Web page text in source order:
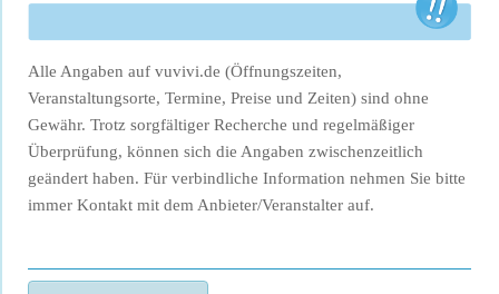
Alle Angaben auf vuvivi.de (Öffnungszeiten,
Veranstaltungsorte, Termine, Preise und Zeiten) sind ohne
Gewähr. Trotz sorgfältiger Recherche und regelmäßiger
Überprüfung, können sich die Angaben zwischenzeitlich
geändert haben. Für verbindliche Information nehmen Sie bitte
immer Kontakt mit dem Anbieter/Veranstalter auf.